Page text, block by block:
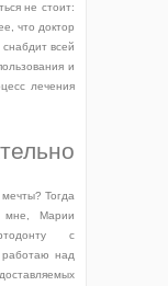
не стоит:
что доктор
всей
и
лечения
Тогда
мне, Марии
с
над